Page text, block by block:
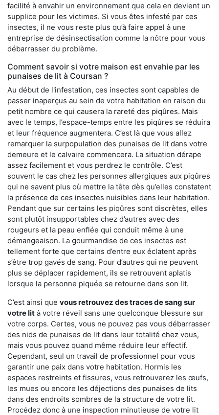
facilité à envahir un environnement que cela en devient un
supplice pour les victimes. Si vous êtes infesté par ces
insectes, il ne vous reste plus qu’à faire appel à une
entreprise de désinsectisation comme la nôtre pour vous
débarrasser du problème.
Comment savoir si votre maison est envahie par les
punaises de lit à Coursan ?
Au début de l'infestation, ces insectes sont capables de
passer inaperçus au sein de votre habitation en raison du
petit nombre ce qui causera la rareté des piqûres. Mais
avec le temps, l’espace-temps entre les piqûres se réduira
et leur fréquence augmentera. C’est là que vous allez
remarquer la surpopulation des punaises de lit dans votre
demeure et le calvaire commencera. La situation dérape
assez facilement et vous perdrez le contrôle. C’est
souvent le cas chez les personnes allergiques aux piqûres
qui ne savent plus où mettre la tête dès qu’elles constatent
la présence de ces insectes nuisibles dans leur habitation.
Pendant que sur certains les piqûres sont discrètes, elles
sont plutôt insupportables chez d’autres avec des
rougeurs et la peau enflée qui conduit même à une
démangeaison. La gourmandise de ces insectes est
tellement forte que certains d’entre eux éclatent après
s’être trop gavés de sang. Pour d’autres qui ne peuvent
plus se déplacer rapidement, ils se retrouvent aplatis
lorsque la personne piquée se retourne dans son lit.
C’est ainsi que vous retrouvez des traces de sang sur
votre lit à votre réveil sans une quelconque blessure sur
votre corps. Certes, vous ne pouvez pas vous débarrasser
des nids de punaises de lit dans leur totalité chez vous,
mais vous pouvez quand même réduire leur effectif.
Cependant, seul un travail de professionnel pour vous
garantir une paix dans votre habitation. Hormis les
espaces restreints et fissures, vous retrouverez les œufs,
les mues ou encore les déjections des punaises de lits
dans des endroits sombres de la structure de votre lit.
Procédez donc à une inspection minutieuse de votre lit